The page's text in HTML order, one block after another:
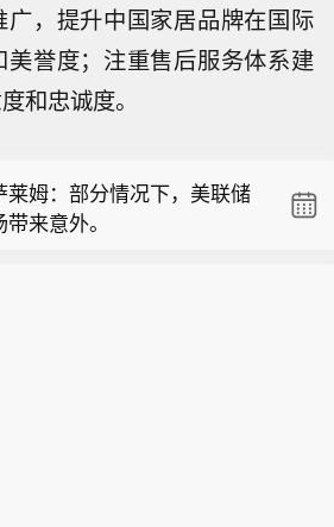
，提升中国家居品牌在国际
誉度；注重售后服务体系建
和忠诚度。
莱姆： 美联储需做出最优决
市场裹挟。
莱姆：部分情况下，美联储
来意外。